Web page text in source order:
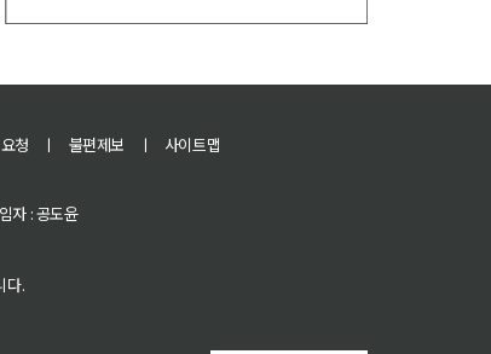
청 ㅣ 불편제보 ㅣ
사이트맵
자 : 공도윤
다.